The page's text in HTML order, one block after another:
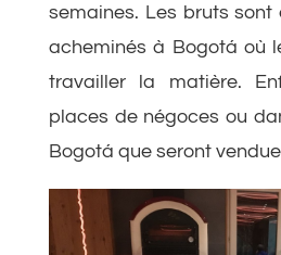
semaines. Les bruts sont
acheminés à Bogotá où
travailler la matière.
places de négoces ou
Bogotá que seront